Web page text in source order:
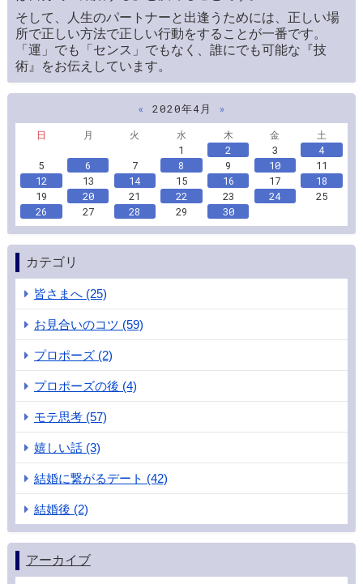
そして、人生のパートナーと出逢うためには、正しい場
所で正しい方法で正しい行動をすることが一番です。
「運」でも「センス」でもなく、誰にでも可能な『技
術』をお伝えしています。
« 2020年4月
»
日
月 火 水 木 金
土
1
2 3
4
5
6 7 8 9 10
11
12
13 14 15 16 17
18
19
20 21 22 23 24
25
26
27 28 29 30
カテゴリ
皆さまへ (25)
お見合いのコツ (59)
プロポーズ (2)
プロポーズの後 (4)
モテ思考 (57)
嬉しい話 (3)
結婚に繋がるデート (42)
結婚後 (2)
アーカイブ